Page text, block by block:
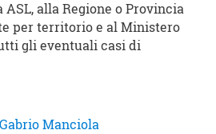
alla Regione o Provincia
per territorio e al Ministero
gli eventuali casi di
Manciola